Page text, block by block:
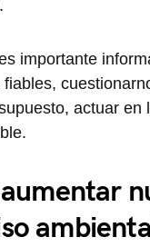
importante
actuar en